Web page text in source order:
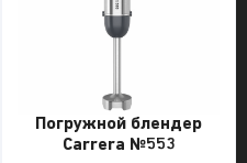
Погружной блендер
Carrera №553